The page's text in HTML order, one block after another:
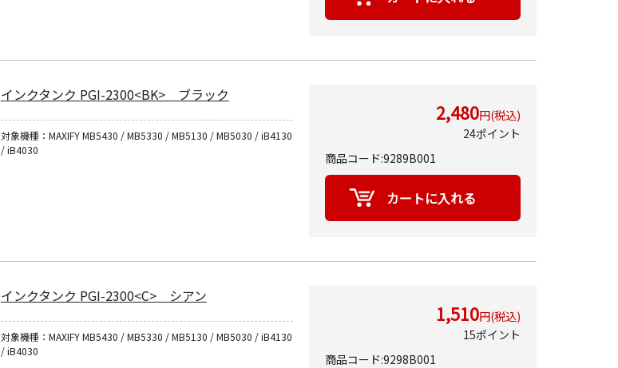
インクタンク PGI-2300<BK> ブラック
対象機種：MAXIFY MB5430 / MB5330 / MB5130 / MB5030 / iB4130
/ iB4030
2,480円(税込)
24ポイント
商品コード:9289B001
インクタンク PGI-2300<C> シアン
対象機種：MAXIFY MB5430 / MB5330 / MB5130 / MB5030 / iB4130
/ iB4030
1,510円(税込)
15ポイント
商品コード:9298B001